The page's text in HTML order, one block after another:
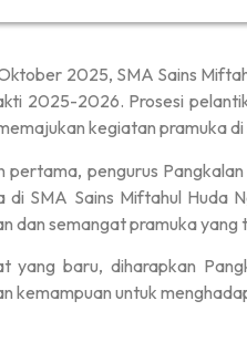
2025, SMA Sains
2025-2026. Prosesi
kegiatan pramuka di
pertama, pengurus
di SMA Sains Miftahul Huda
dan semangat pramuka yang
yang baru, diharapkan
kemampuan untuk